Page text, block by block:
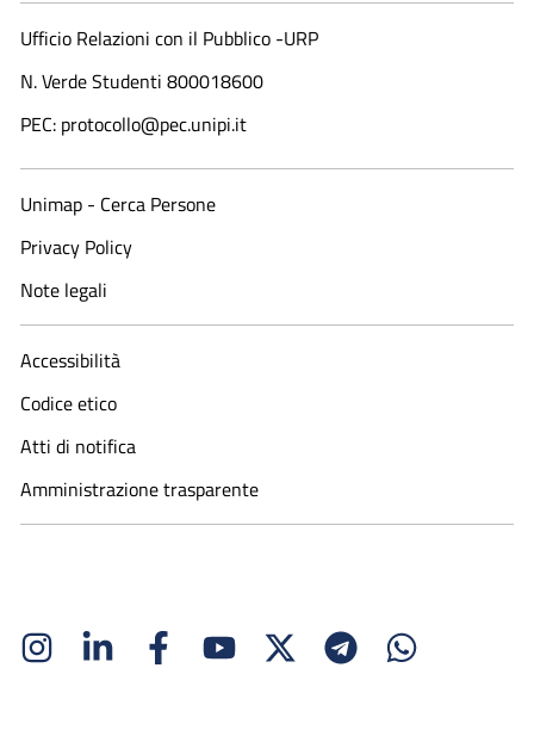
Ufficio Relazioni con il Pubblico -URP
N. Verde Studenti 800018600​
PEC: protocollo@pec.unipi.it
Unimap - Cerca Persone
Privacy Policy
Note legali
Accessibilità
Codice etico
Atti di notifica
Amministrazione trasparente